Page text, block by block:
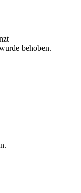
behoben.